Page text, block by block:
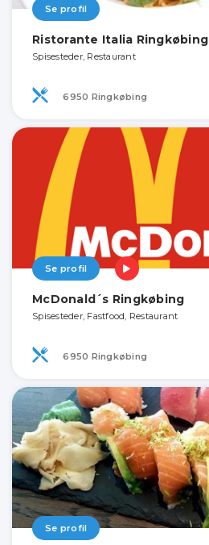
Se profil
Ristorante Italia Ringkøbing
Spisesteder, Restaurant
6950 Ringkøbing
Se profil
McDonald´s Ringkøbing
Spisesteder, Fastfood, Restaurant
6950 Ringkøbing
Se profil